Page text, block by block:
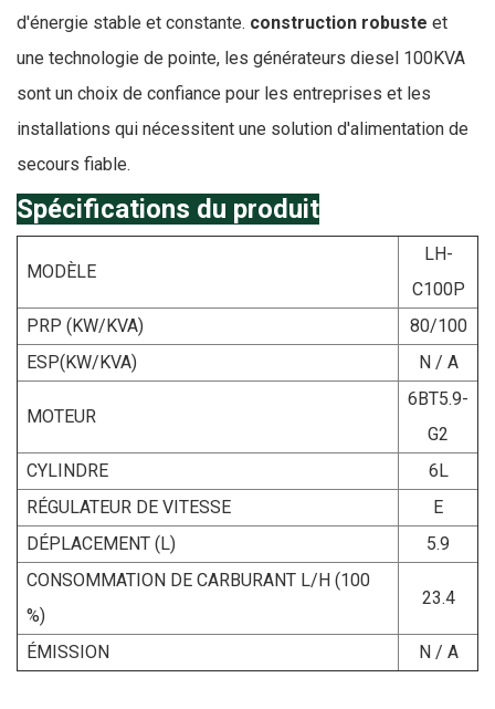
d'énergie stable et constante. construction robuste et
une technologie de pointe, les générateurs diesel 100KVA
sont un choix de confiance pour les entreprises et les
installations qui nécessitent une solution d'alimentation de
secours fiable.
Spécifications du produit
MODÈLE
LH-
C100P
PRP (KW/KVA)
80/100
ESP(KW/KVA) N / A
MOTEUR
6BT5.9-
G2
CYLINDRE
6L
RÉGULATEUR DE VITESSE
E
DÉPLACEMENT (L)
5.9
CONSOMMATION DE CARBURANT L/H (100
%)
23.4
ÉMISSION N / A